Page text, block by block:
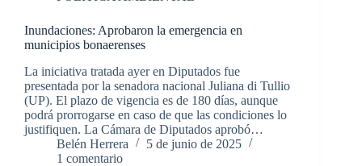
Inundaciones: Aprobaron la emergencia en
municipios bonaerenses
La iniciativa tratada ayer en Diputados fue
presentada por la senadora nacional Juliana di Tullio
(UP). El plazo de vigencia es de 180 días, aunque
podrá prorrogarse en caso de que las condiciones lo
justifiquen. La Cámara de Diputados aprobó…
Belén Herrera
5 de junio de 2025
1 comentario